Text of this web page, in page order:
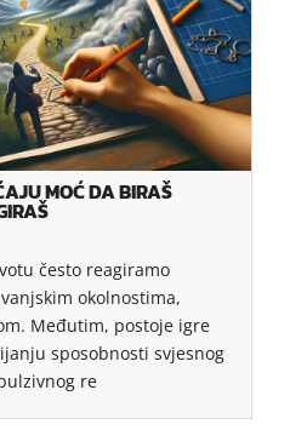
MOĆ DA BIRAŠ
često reagiramo
okolnostima,
Međutim, postoje igre
sposobnosti svjesnog
re